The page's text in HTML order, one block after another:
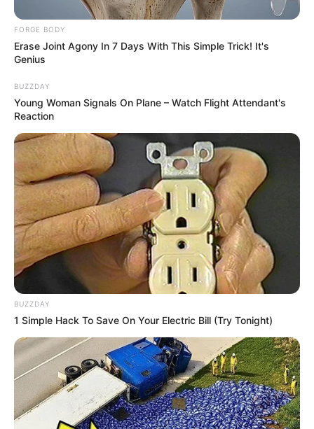
FORGE BODY
Erase Joint Agony In 7 Days With This Simple Trick! It's
Genius
BUZZDAY
Young Woman Signals On Plane – Watch Flight Attendant's
Reaction
BUZZDAY
1 Simple Hack To Save On Your Electric Bill (Try Tonight)